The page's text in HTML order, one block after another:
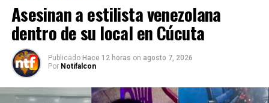
Asesinan a estilista venezolana
dentro de su local en Cúcuta
Publicado Hace 12 horas on agosto 7, 2026
Por Notifalcon